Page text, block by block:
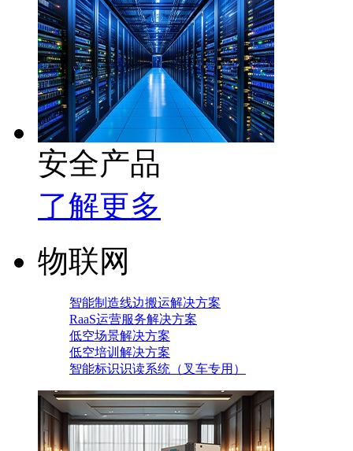
安全产品
了解更多
物联网
智能制造线边搬运解决方案
RaaS运营服务解决方案
低空场景解决方案
低空培训解决方案
智能标识识读系统（叉车专用）